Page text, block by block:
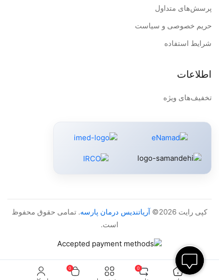
0
0
پرسش‌های متداول
حریم خصوصی و سیاست
شرایط استفاده
اطلاعات
تخفیف‌های ویژه
کپی رایت 2026© آریاتندیس درمان پارسه. تمامی حقوق محفوظ
است.